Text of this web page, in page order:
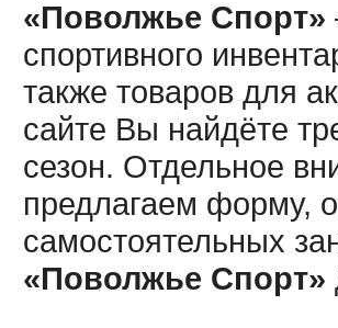
«Поволжье Спорт»
спортивного
также товаров для
сайте Вы найдёте
сезон. Отдельное
предлагаем форму,
самостоятельных
«Поволжье Спорт»